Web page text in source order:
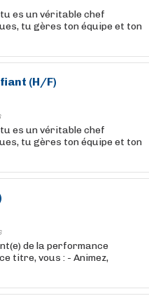
es un véritable chef
tu gères ton équipe et ton
(H/F)
es un véritable chef
tu gères ton équipe et ton
de la performance
titre, vous : - Animez,